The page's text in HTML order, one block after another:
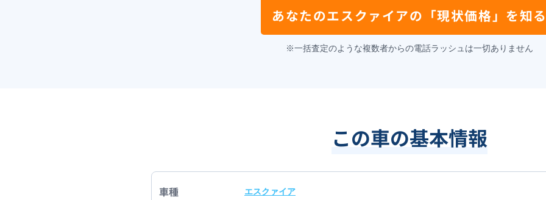
あなたのエスクァイアの 「現状価格」を知
※一括査定のような複数者からの電話ラッシュは一切ありません
この車の基本情報
車種 エスクァイア